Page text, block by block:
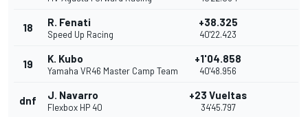
18 R. Fenati
Speed Up Racing
+38.325
40'22.423
19 K. Kubo
Yamaha VR46 Master Camp Team
+1'04.858
40'48.956
dnf J. Navarro
Flexbox HP 40
+23 Vueltas
34'45.797